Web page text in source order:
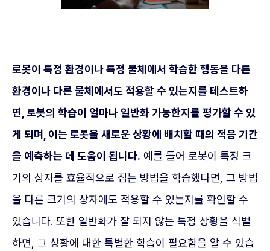
로봇이 특정 환경이나 특정 물체에서 학습한 행동을 다른
환경이나 다른 물체에서도 적용할 수 있는지를 테스트하
면, 로봇의 학습이 얼마나 일반화 가능한지를 평가할 수 있
게 되며, 이는 로봇을 새로운 상황에 배치할 때의 적응 기간
을 예측하는 데 도움이 됩니다. 예를 들어 로봇이 특정 크
기의 상자를 효율적으로 집는 방법을 학습했다면, 그 방법
을 다른 크기의 상자에도 적용할 수 있는지를 확인할 수
있습니다. 또한 일반화가 잘 되지 않는 특정 상황을 식별
하면, 그 상황에 대한 특별한 학습이 필요함을 알 수 있습